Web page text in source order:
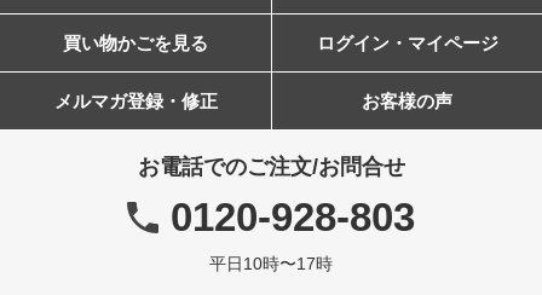
買い物かごを見る ログイン・マイページ
メルマガ登録・修正 お客様の声
お電話でのご注文/お問合せ
0120-928-803
平日10時〜17時